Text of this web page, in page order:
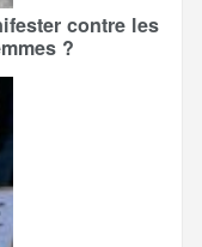
contre les
?